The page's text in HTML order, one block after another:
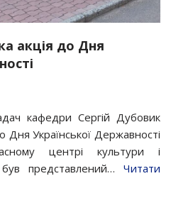
акція до Дня
кафедри Сергій Дубовик
Дня Української Державності
центрі культури і
представлений… Читати